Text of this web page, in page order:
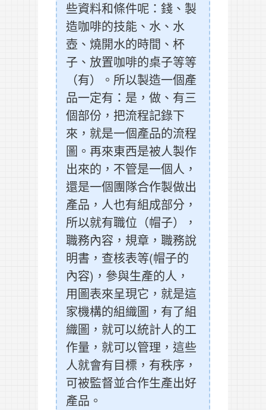
些資料和條件呢：錢、製
造咖啡的技能、水、水
壺、燒開水的時間、杯
子、放置咖啡的桌子等等
（有）。所以製造一個產
品一定有：是，做、有三
個部份，把流程記錄下
來，就是一個產品的流程
圖。再來東西是被人製作
出來的，不管是一個人，
還是一個團隊合作製做出
產品，人也有組成部分，
所以就有職位（帽子），
職務內容，規章，職務說
明書，查核表等(帽子的
內容)，參與生產的人，
用圖表來呈現它，就是這
家機構的組織圖，有了組
織圖，就可以統計人的工
作量，就可以管理，這些
人就會有目標，有秩序，
可被監督並合作生產出好
產品。